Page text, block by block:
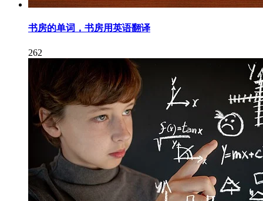
书房的单词，书房用英语翻译
262